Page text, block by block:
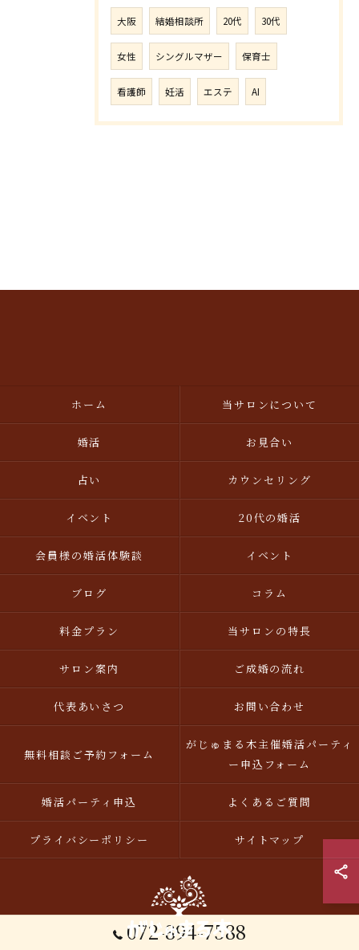
大阪 結婚相談所 20代 30代
女性 シングルマザー 保育士
看護師 妊活 エステ AI
072-894-7588
ホーム 当サロンについて
婚活 お見合い
占い カウンセリング
イベント 20代の婚活
会員様の婚活体験談 イベント
ブログ コラム
料金プラン 当サロンの特長
サロン案内 ご成婚の流れ
代表あいさつ お問い合わせ
無料相談ご予約フォーム
がじゅまる木主催婚活パーティ
ー申込フォーム
婚活パーティ申込 よくあるご質問
プライバシーポリシー サイトマップ